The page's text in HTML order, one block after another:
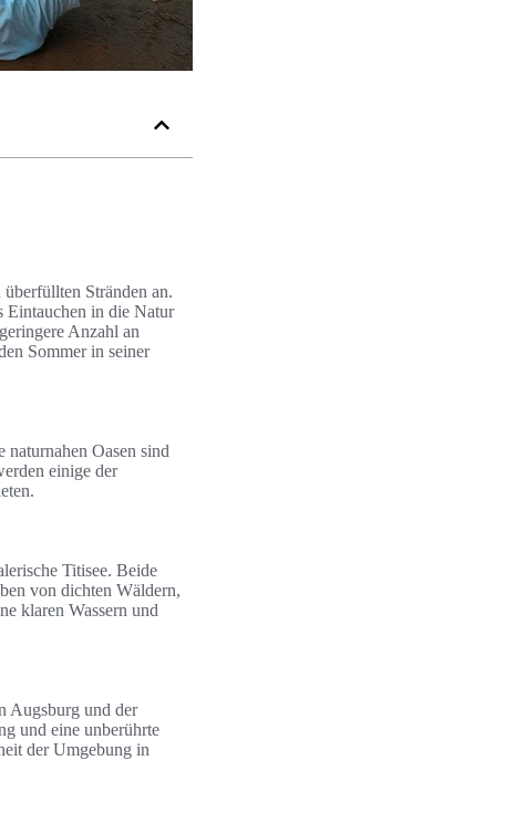
Stränden an.
Eintauchen in die Natur
Anzahl an
Sommer in seiner
Oasen sind
einige der
Titisee. Beide
von dichten Wäldern,
klaren Wassern und
Augsburg und der
und eine unberührte
der Umgebung in